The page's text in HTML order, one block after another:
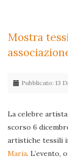
Mostra
Pubblicato: 13
La celebre
scorso 6
artistiche tessili
Maria. L’evento,